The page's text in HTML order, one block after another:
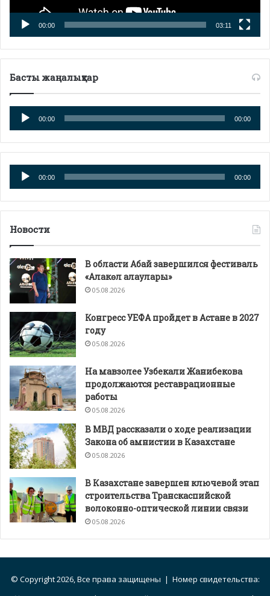
00:00 03:11
Басты жаңалықтар
Аудиоплеер
00:00 00:00
Аудиоплеер
00:00 00:00
Новости
В области Абай завершился фестиваль
«Алакөл алаулары»
05.08.2026
Конгресс УЕФА пройдет в Астане в 2027
году
05.08.2026
На мавзолее Узбекали Жанибекова
продолжаются реставрационные
работы
05.08.2026
В МВД рассказали о ходе реализации
Закона об амнистии в Казахстане
05.08.2026
В Казахстане завершен ключевой этап
строительства Транскаспийской
волоконно-оптической линии связи
05.08.2026
© Copyright 2026, Все права защищены | Номер свидетельства: